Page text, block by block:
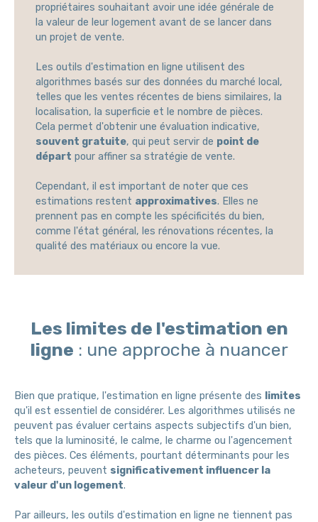
propriétaires souhaitant avoir une idée générale de
la valeur de leur logement avant de se lancer dans
un projet de vente.
Les outils d'estimation en ligne utilisent des
algorithmes basés sur des données du marché local,
telles que les ventes récentes de biens similaires, la
localisation, la superficie et le nombre de pièces.
Cela permet d'obtenir une évaluation indicative,
souvent gratuite, qui peut servir de point de
départ pour affiner sa stratégie de vente.
Cependant, il est important de noter que ces
estimations restent approximatives. Elles ne
prennent pas en compte les spécificités du bien,
comme l'état général, les rénovations récentes, la
qualité des matériaux ou encore la vue.
Les limites de l'estimation en
ligne : une approche à nuancer
Bien que pratique, l'estimation en ligne présente des limites
qu'il est essentiel de considérer. Les algorithmes utilisés ne
peuvent pas évaluer certains aspects subjectifs d'un bien,
tels que la luminosité, le calme, le charme ou l'agencement
des pièces. Ces éléments, pourtant déterminants pour les
acheteurs, peuvent significativement influencer la
valeur d'un logement.
Par ailleurs, les outils d'estimation en ligne ne tiennent pas